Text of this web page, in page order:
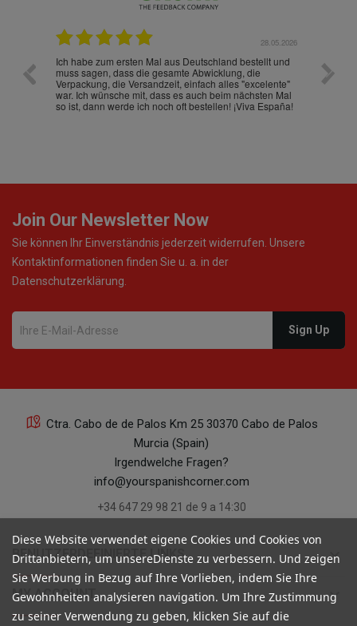
28.05.2026
Ich habe zum ersten Mal aus Deutschland bestellt und
muss sagen, dass die gesamte Abwicklung, die
Verpackung, die Versandzeit, einfach alles "excelente"
war. Ich wünsche mit, dass es auch beim nächsten Mal
so ist, dann werde ich noch oft bestellen! ¡Viva España!
Die
gut
ist
Join Our Newsletter Now
Sie können Ihr Einverständnis jederzeit widerrufen. Unsere
Kontaktinformationen finden Sie u. a. in der
Datenschutzerklärung.
Ctra. Cabo de de Palos Km 25 30370 Cabo de Palos
Murcia (Spain)
Irgendwelche Fragen?
info@yourspanishcorner.com
+34 647 29 98 21 de 9 a 14:30
BENUTZERDEFINIERTE LINKS keyboard_arrow_down
MY ACCOUNT keyboard_arrow_down
Diese Website verwendet eigene Cookies und Cookies von
Drittanbietern, um unsereDienste zu verbessern. Und zeigen
Sie Werbung in Bezug auf Ihre Vorlieben, indem Sie Ihre
Gewohnheiten analysieren navigation. Um Ihre Zustimmung
zu seiner Verwendung zu geben, klicken Sie auf die